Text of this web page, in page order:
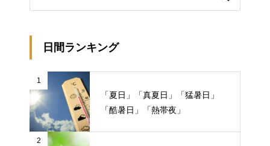
日間ランキング
1
「夏日」「真夏日」「猛暑日」
「酷暑日」「熱帯夜」
2